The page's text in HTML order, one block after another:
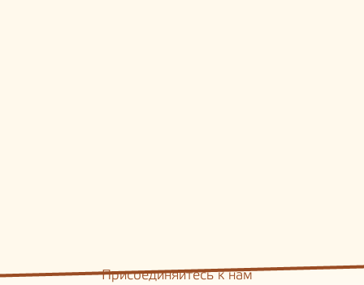
Присоединяйтесь к нам